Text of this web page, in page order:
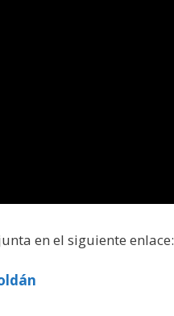
en el siguiente enlace: